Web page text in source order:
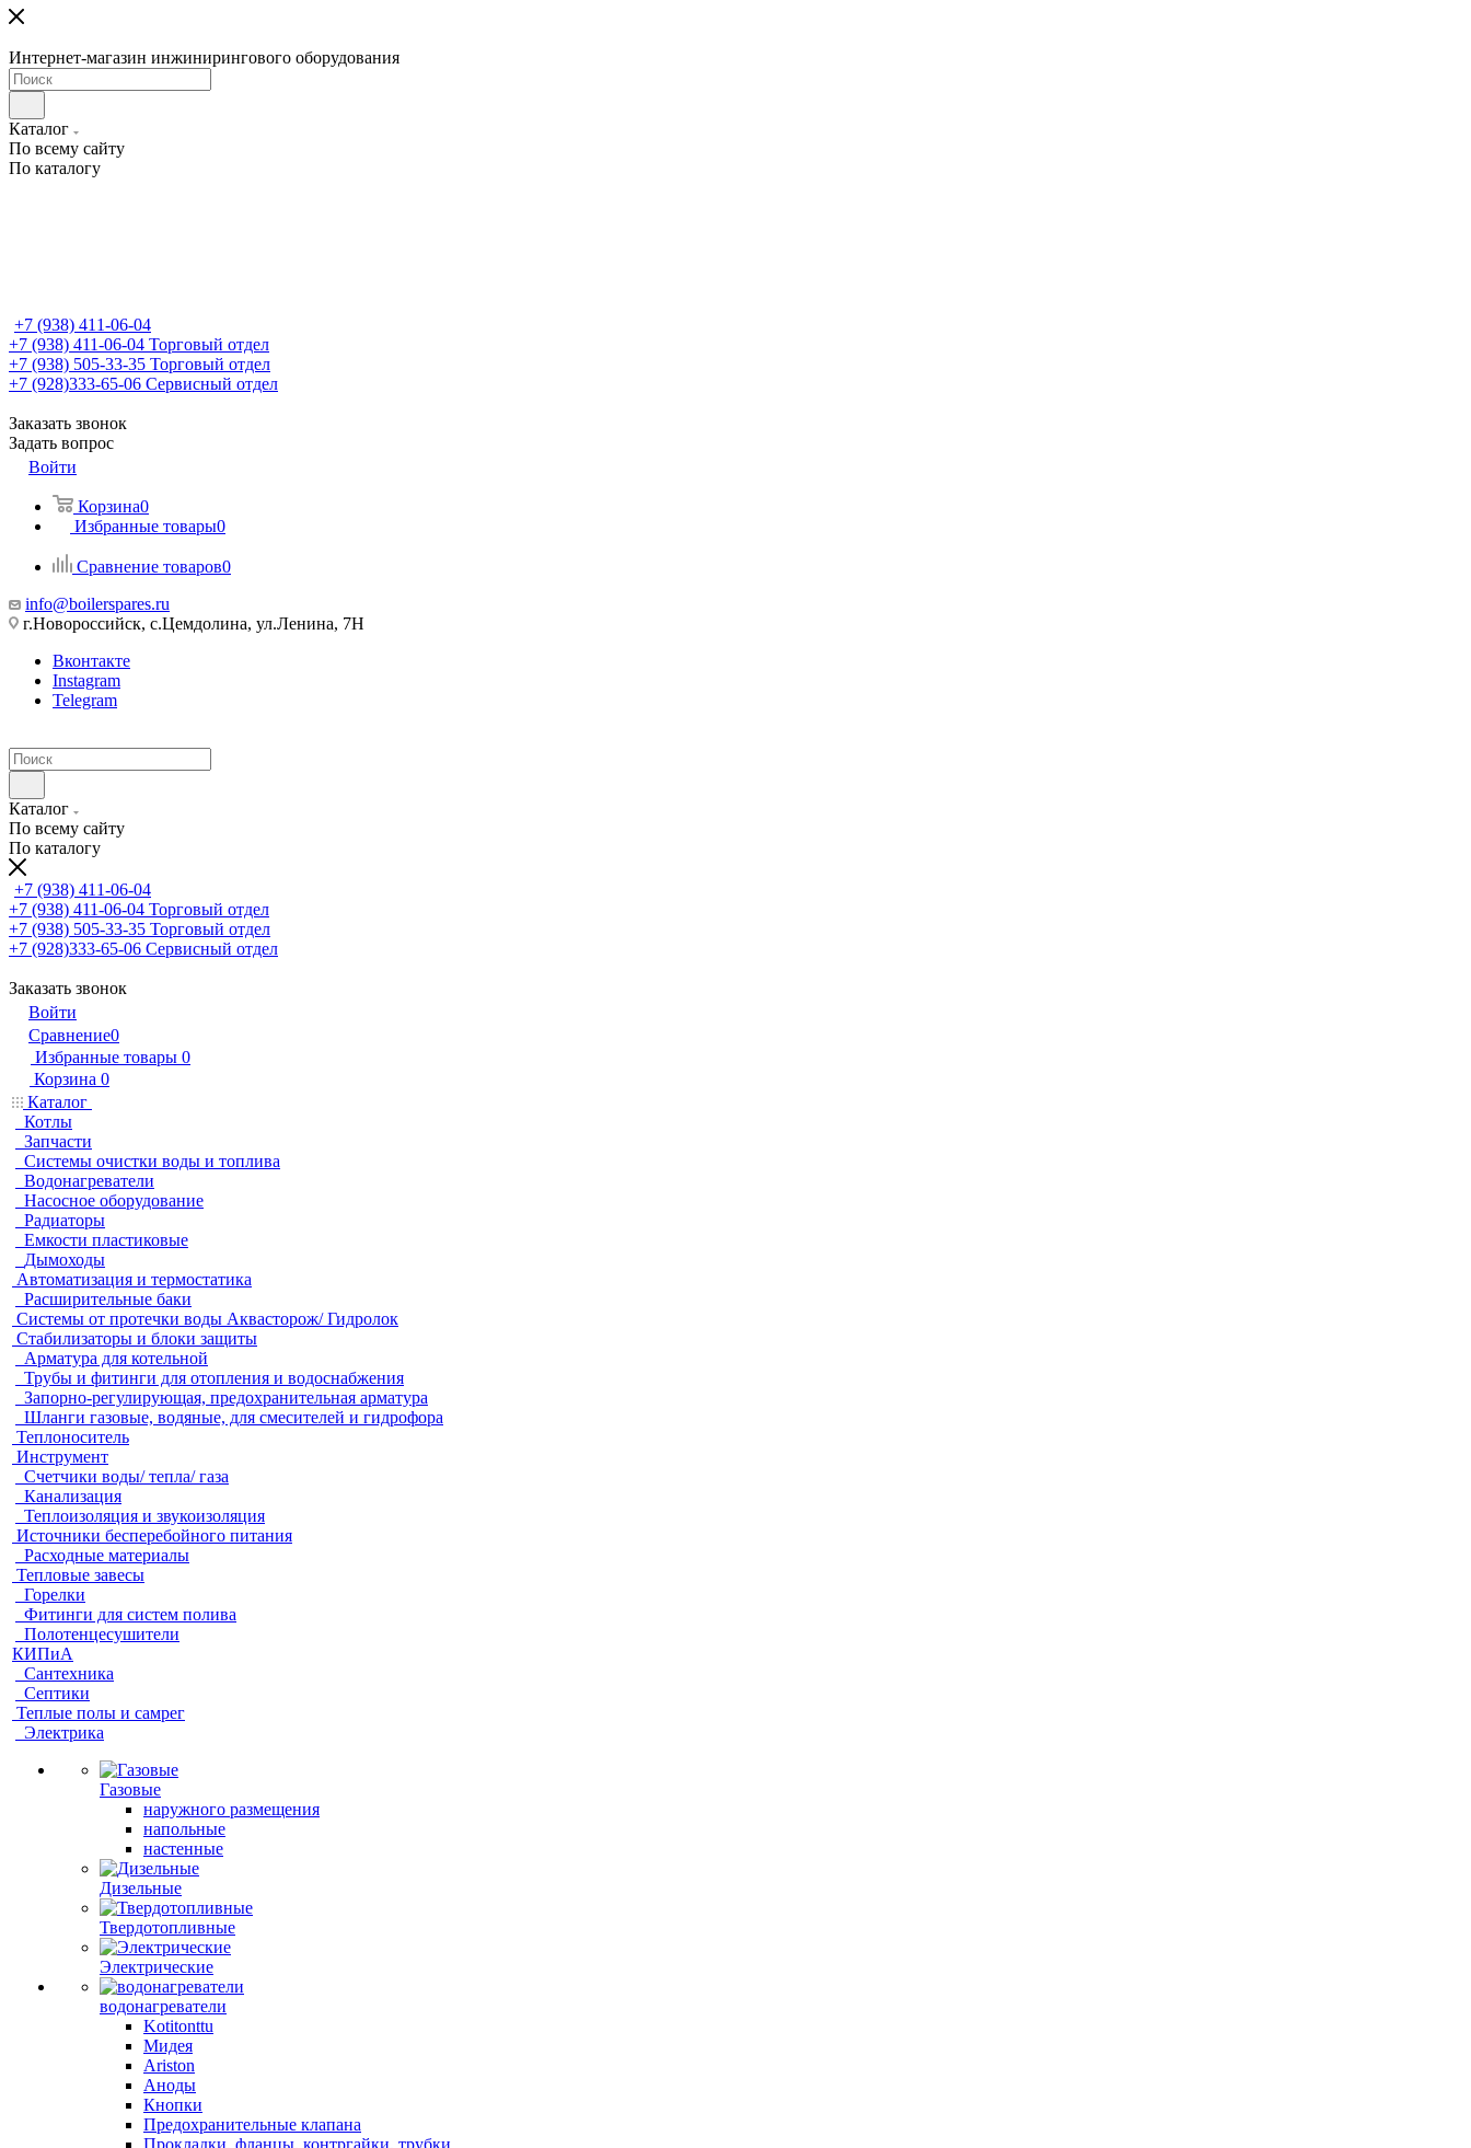
Интернет-магазин инжинирингового оборудования
Каталог
По всему сайту
По каталогу
+7 (938) 411-06-04
+7 (938) 411-06-04 Торговый отдел
+7 (938) 505-33-35 Торговый отдел
+7 (928)333-65-06 Сервисный отдел
Заказать звонок
Задать вопрос
Войти
Корзина0
Избранные товары0
Сравнение товаров0
info@boilerspares.ru
г.Новороссийск, с.Цемдолина, ул.Ленина, 7Н
Вконтакте
Instagram
Telegram
Каталог
По всему сайту
По каталогу
+7 (938) 411-06-04
+7 (938) 411-06-04 Торговый отдел
+7 (938) 505-33-35 Торговый отдел
+7 (928)333-65-06 Сервисный отдел
Заказать звонок
Войти
Сравнение0
Избранные товары 0
Корзина 0
Каталог
Котлы
Запчасти
Системы очистки воды и топлива
Водонагреватели
Насосное оборудование
Радиаторы
Емкости пластиковые
Дымоходы
Автоматизация и термостатика
Расширительные баки
Системы от протечки воды Аквасторож/ Гидролок
Стабилизаторы и блоки защиты
Арматура для котельной
Трубы и фитинги для отопления и водоснабжения
Запорно-регулирующая, предохранительная арматура
Шланги газовые, водяные, для смесителей и гидрофора
Теплоноситель
Инструмент
Счетчики воды/ тепла/ газа
Канализация
Теплоизоляция и звукоизоляция
Источники бесперебойного питания
Расходные материалы
Тепловые завесы
Горелки
Фитинги для систем полива
Полотенцесушители
КИПиА
Сантехника
Септики
Теплые полы и самрег
Электрика
Газовые
наружного размещения
напольные
настенные
Дизельные
Твердотопливные
Электрические
водонагреватели
Kotitonttu
Мидея
Ariston
Аноды
Кнопки
Предохранительные клапана
Прокладки, фланцы, контргайки, трубки